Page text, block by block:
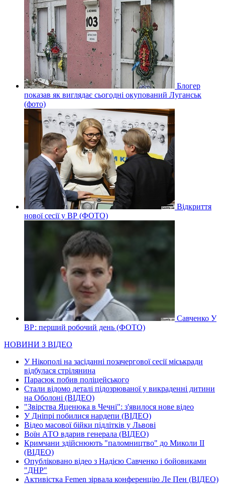
Блогер
показав як виглядає сьогодні окупований Луганськ
(фото)
Відкриття
нової сесії у ВР (ФОТО)
Савченко У
ВР: перший робочий день (ФОТО)
НОВИНИ З ВІДЕО
У Нікополі на засіданні позачергової сесії міськради
відбулася стрілянина
Парасюк побив поліцейського
Стали відомо деталі підозрюваної у викраденні дитини
на Оболоні (ВІДЕО)
"Звірства Яценюка в Чечні": з'явилося нове відео
У Дніпрі побилися нардепи (ВІДЕО)
Відео масової бійки підлітків у Львові
Воїн АТО вдарив генерала (ВІДЕО)
Кримчани здійснюють "паломництво" до Миколи ІІ
(ВІДЕО)
Опубліковано відео з Надією Савченко і бойовиками
"ДНР"
Активістка Femen зірвала конференцію Ле Пен (ВІДЕО)